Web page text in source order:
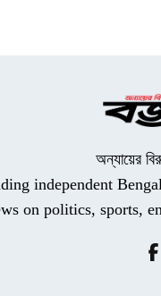
অন্যায়ের
independent
on politics, sports,